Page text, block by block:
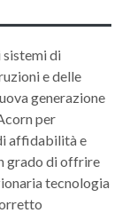
sistemi di
e delle
generazione
per
affidabilità e
grado di offrire
tecnologia